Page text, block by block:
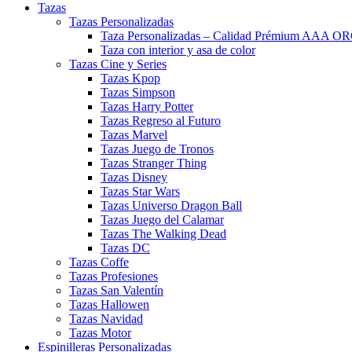
Tazas
Tazas Personalizadas
Taza Personalizadas – Calidad Prémium AAA
Taza con interior y asa de color
Tazas Cine y Series
Tazas Kpop
Tazas Simpson
Tazas Harry Potter
Tazas Regreso al Futuro
Tazas Marvel
Tazas Juego de Tronos
Tazas Stranger Thing
Tazas Disney
Tazas Star Wars
Tazas Universo Dragon Ball
Tazas Juego del Calamar
Tazas The Walking Dead
Tazas DC
Tazas Coffe
Tazas Profesiones
Tazas San Valentín
Tazas Hallowen
Tazas Navidad
Tazas Motor
Espinilleras Personalizadas